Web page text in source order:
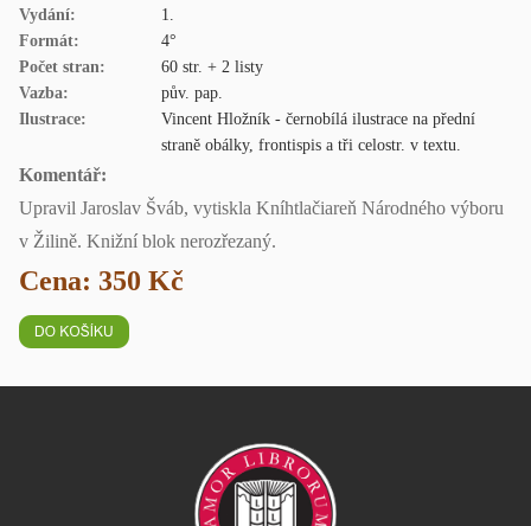
Vydání:
1.
Formát:
4°
Počet stran:
60 str. + 2 listy
Vazba:
pův. pap.
Ilustrace:
Vincent Hložník - černobílá ilustrace na přední
straně obálky, frontispis a tři celostr. v textu.
Komentář:
Upravil Jaroslav Šváb, vytiskla Kníhtlačiareň Národného výboru
v Žilině. Knižní blok nerozřezaný.
Cena: 350 Kč